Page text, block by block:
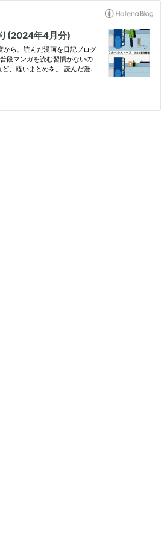
(2024年4月分)
ら、読んだ漫画を日記ブログ
段マンガを読む習慣がないの
、軽いまとめを。 読んだ漫画